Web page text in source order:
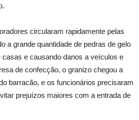
circularam rapidamente pelas
a grande quantidade de pedras de gelo
casas e causando danos a veículos e
de confecção, o granizo chegou a
barracão, e os funcionários precisaram
prejuízos maiores com a entrada de